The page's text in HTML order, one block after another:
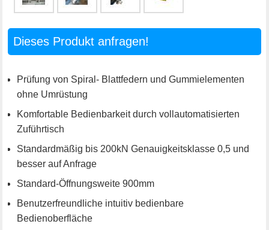
Dieses Produkt anfragen!
Prüfung von Spiral- Blattfedern und Gummielementen
ohne Umrüstung
Komfortable Bedienbarkeit durch vollautomatisierten
Zuführtisch
Standardmäßig bis 200kN Genauigkeitsklasse 0,5 und
besser auf Anfrage
Standard-Öffnungsweite 900mm
Benutzerfreundliche intuitiv bedienbare
Bedienoberfläche